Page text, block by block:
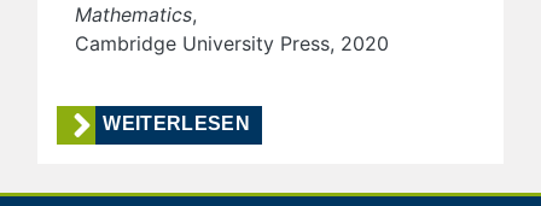
Mathematics,
Cambridge University Press, 2020
WEITERLESEN